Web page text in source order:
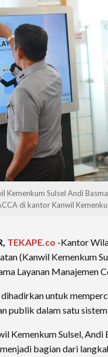
Kemenkum Sulsel Andi
di kantor Kanwil
TEKAPE.co -Kantor
(Kanwil Kemenkum
Layanan Manajemen
untuk
publik dalam satu
Kemenkum Sulsel, Andi
bagian dari